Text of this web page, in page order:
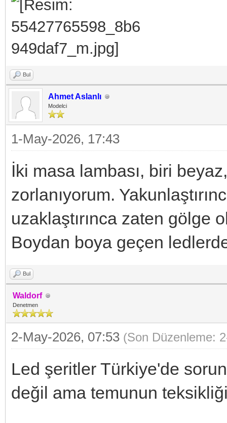
Bul
Ahmet Aslanlı
Modelci
1-May-2026, 17:43
İki masa lambası, biri
zorlanıyorum.
uzaklaştırınca zaten gölge
Boydan boya geçen
Bul
Waldorf
Denetmen
2-May-2026, 07:53 (Son Düzenleme:
Led şeritler Türkiye'de
değil ama temunun